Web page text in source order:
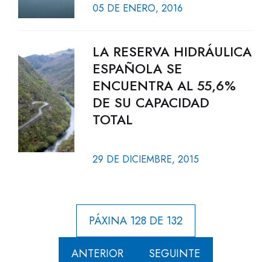
05 DE ENERO, 2016
LA RESERVA HIDRÁULICA
ESPAÑOLA SE
ENCUENTRA AL 55,6%
DE SU CAPACIDAD
TOTAL
29 DE DICIEMBRE, 2015
PÁXINA 128 DE 132
ANTERIOR SEGUINTE